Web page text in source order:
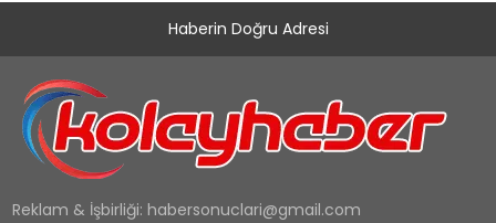
Haberin Doğru Adresi
Reklam & İşbirliği: habersonuclari@gmail.com